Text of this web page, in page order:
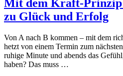
Mit dem Kraft-
zu Glück und Erfolg
Von A nach B kommen – mit dem
hetzt von einem Termin zum
ruhige Minute und abends das
haben? Das muss …